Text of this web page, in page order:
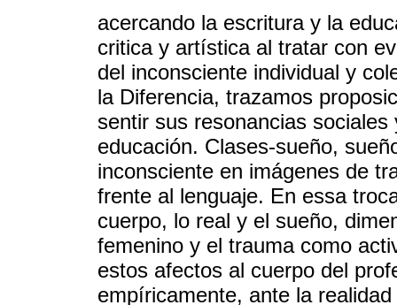
acercando la escritura y la
critica y artística al tratar con
del inconsciente individual y
la Diferencia, trazamos
sentir sus resonancias
educación. Clases-sueño,
inconsciente en imágenes de
frente al lenguaje. En essa
cuerpo, lo real y el sueño,
femenino y el trauma como
estos afectos al cuerpo del
empíricamente, ante la